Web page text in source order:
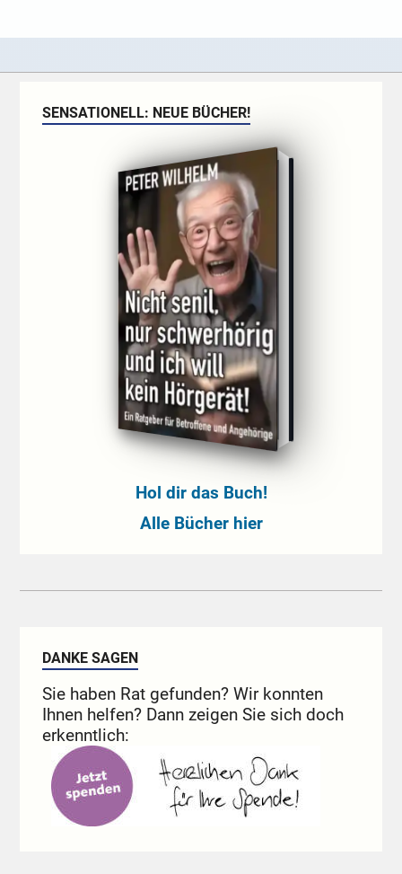
SENSATIONELL: NEUE BÜCHER!
Hol dir das Buch!
Alle Bücher hier
DANKE SAGEN
Sie haben Rat gefunden? Wir konnten
Ihnen helfen? Dann zeigen Sie sich doch
erkenntlich: